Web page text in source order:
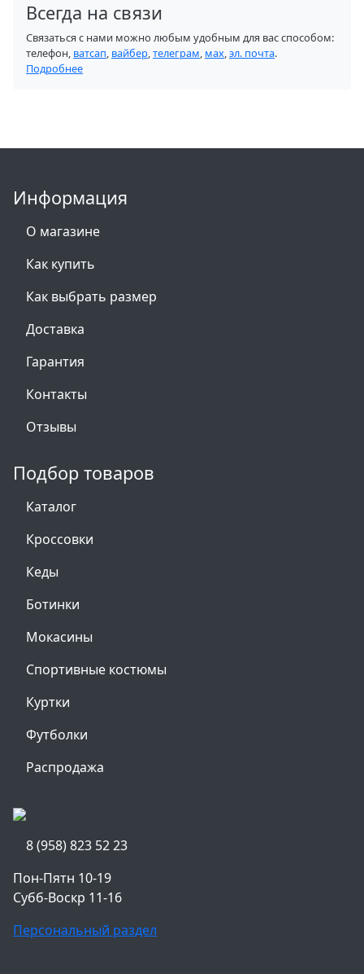
Всегда на связи
Связаться с нами можно любым удобным для вас способом:
телефон, ватсап, вайбер,телеграм, мах,эл. почта.
Подробнее
Информация
О магазине
Как купить
Как выбрать размер
Доставка
Гарантия
Контакты
Отзывы
Подбор товаров
Каталог
Кроссовки
Кеды
Ботинки
Мокасины
Спортивные костюмы
Куртки
Футболки
Распродажа
8 (958) 823 52 23
Пон-Пятн 10-19
Субб-Воскр 11-16
Персональный раздел